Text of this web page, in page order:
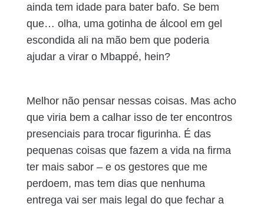
ainda tem idade para bater bafo. Se bem
que… olha, uma gotinha de álcool em gel
escondida ali na mão bem que poderia
ajudar a virar o Mbappé, hein?
Melhor não pensar nessas coisas. Mas acho
que viria bem a calhar isso de ter encontros
presenciais para trocar figurinha. É das
pequenas coisas que fazem a vida na firma
ter mais sabor – e os gestores que me
perdoem, mas tem dias que nenhuma
entrega vai ser mais legal do que fechar a